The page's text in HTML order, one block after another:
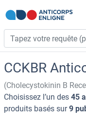
CCKBR
(Cholecystokinin B
Choisissez l’un des 45
produits basés sur9